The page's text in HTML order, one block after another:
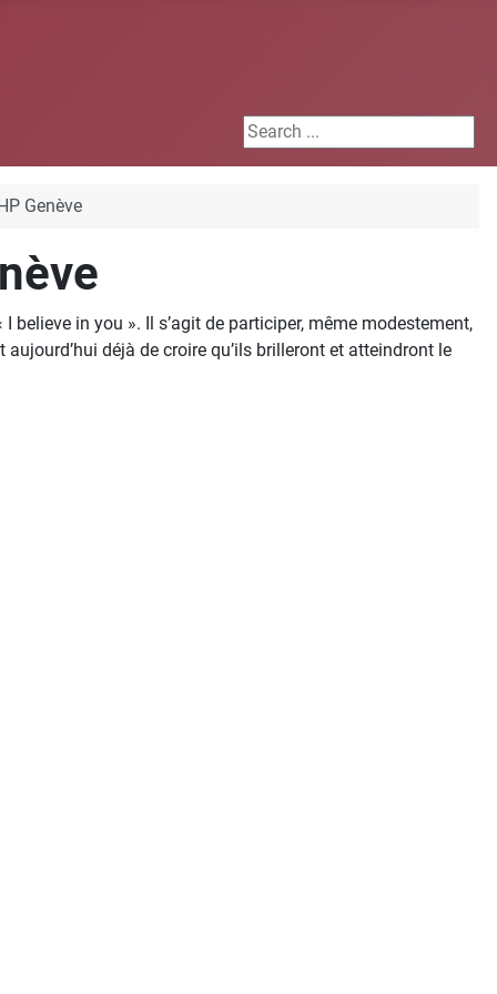
Search ...
Genève
in you ». Il s’agit de participer, même modestement,
déjà de croire qu’ils brilleront et atteindront le